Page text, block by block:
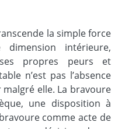
la simple force
intérieure,
propres peurs et
n’est pas l’absence
malgré elle. La bravoure
une disposition à
comme acte de